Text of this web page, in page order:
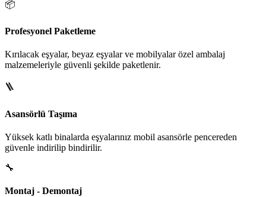
📦
Profesyonel Paketleme
Kırılacak eşyalar, beyaz eşyalar ve mobilyalar özel ambalaj
malzemeleriyle güvenli şekilde paketlenir.
🪜
Asansörlü Taşıma
Yüksek katlı binalarda eşyalarınız mobil asansörle pencereden
güvenle indirilip bindirilir.
🔧
Montaj - Demontaj